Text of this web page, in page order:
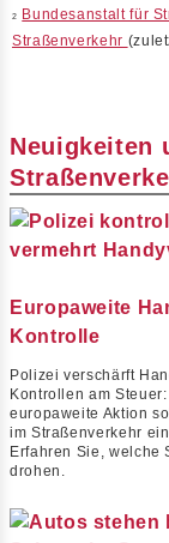
2
Bundesanstalt für
Straßenverkehr
Neuigkeiten
Europaweite
Kontrolle
Polizei verschärft
Kontrollen am
europaweite Aktion
im Straßenverkehr
Erfahren Sie, welche
drohen.